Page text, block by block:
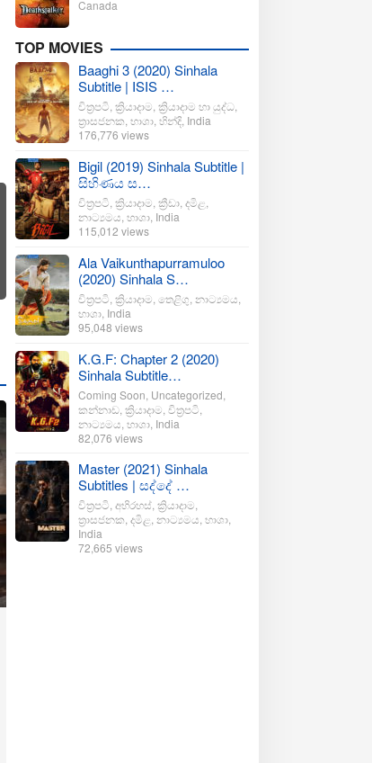
Canada
TOP MOVIES
Baaghi 3 (2020) Sinhala
Subtitle | ISIS …
චිත්‍රපටි ක්‍රියාදාම ක්‍රියාදාම හා යුද්ධ
ත්‍රාසජනක භාශා හින්දි India
176,776 views
Bigil (2019) Sinhala Subtitle |
සිහිණය ස…
චිත්‍රපටි ක්‍රියාදාම ක්‍රීඩා දමිළ
නාට්‍යමය භාශා India
115,012 views
Ala Vaikunthapurramuloo
(2020) Sinhala S…
චිත්‍රපටි ක්‍රියාදාම තෙළිගු නාට්‍යමය
භාශා India
95,048 views
K.G.F: Chapter 2 (2020)
Sinhala Subtitle…
Coming Soon Uncategorized
කන්නාඩ ක්‍රියාදාම චිත්‍රපටි
නාට්‍යමය භාශා India
82,076 views
Master (2021) Sinhala
Subtitles | සද්දේ …
චිත්‍රපටි අභිරහස් ක්‍රියාදාම
ත්‍රාසජනක දමිළ නාට්‍යමය භාශා
India
72,665 views